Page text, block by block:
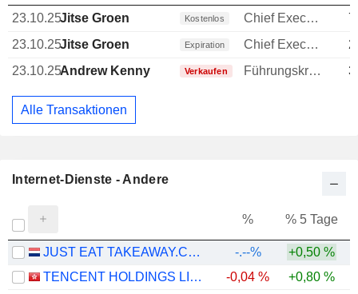
23.10.25Jitse Groen Kostenlos Chief Executive Officer (CEO)
23.10.25Jitse Groen Expiration Chief Executive Officer (CEO)
23.10.25Andrew Kenny Verkaufen Führungskraft / leitender Angestellter
Alle Transaktionen
Internet-Dienste - Andere
% % 5 Tage
JUST EAT TAKEAWAY.COM N.V. -.--%
+0,50 %
TENCENT HOLDINGS LIMITED
-0,04 % +0,80 %